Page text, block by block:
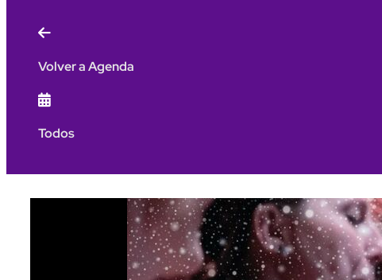

Volver a Agenda

Todos